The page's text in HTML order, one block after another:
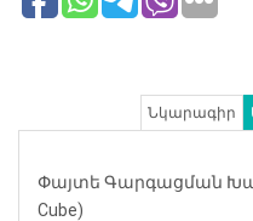
Նկարագիր
Փայտե Գարգացման
Cube)